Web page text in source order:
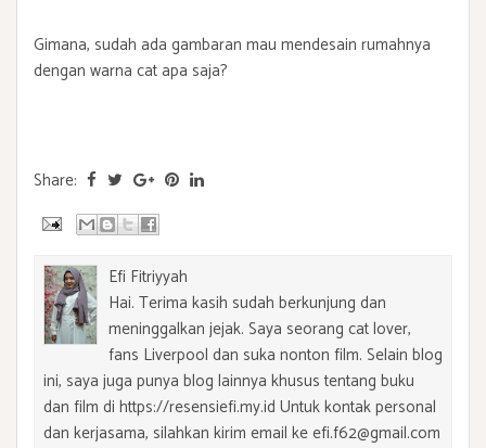
Gimana, sudah ada gambaran mau mendesain rumahnya
dengan warna cat apa saja?
Share:
Efi Fitriyyah
Hai. Terima kasih sudah berkunjung dan
meninggalkan jejak. Saya seorang cat lover,
fans Liverpool dan suka nonton film. Selain blog
ini, saya juga punya blog lainnya khusus tentang buku
dan film di https://resensiefi.my.id Untuk kontak personal
dan kerjasama, silahkan kirim email ke efi.f62@gmail.com